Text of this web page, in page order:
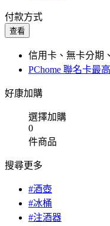
付款方式
查看
信用卡、無卡分期
PChome 聯名卡最
好康加購
選擇加購
0
件商品
搜尋更多
#酒壺
#冰桶
#注酒器